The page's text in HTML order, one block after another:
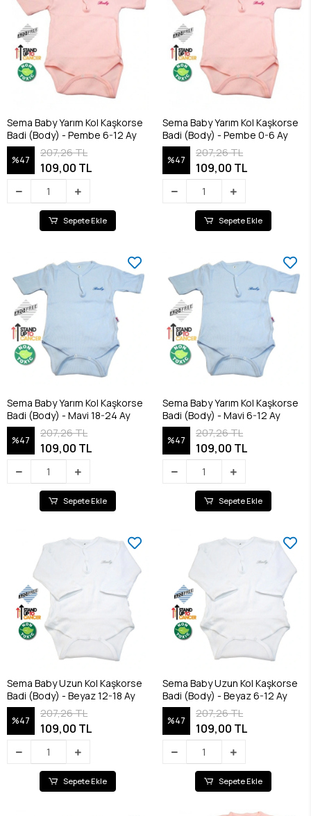
Sema Baby Yarım Kol Kaşkorse
Badi (Body) - Pembe 6-12 Ay
%47
207,26 TL
109,00 TL
Sepete Ekle
Sema Baby Yarım Kol Kaşkorse
Badi (Body) - Pembe 0-6 Ay
%47
207,26 TL
109,00 TL
Sepete Ekle
Sema Baby Yarım Kol Kaşkorse
Badi (Body) - Mavi 18-24 Ay
%47
207,26 TL
109,00 TL
Sepete Ekle
Sema Baby Yarım Kol Kaşkorse
Badi (Body) - Mavi 6-12 Ay
%47
207,26 TL
109,00 TL
Sepete Ekle
Sema Baby Uzun Kol Kaşkorse
Badi (Body) - Beyaz 12-18 Ay
%47
207,26 TL
109,00 TL
Sepete Ekle
Sema Baby Uzun Kol Kaşkorse
Badi (Body) - Beyaz 6-12 Ay
%47
207,26 TL
109,00 TL
Sepete Ekle